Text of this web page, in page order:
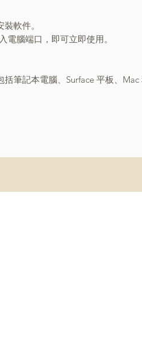
軟件。
腦端口，即可立即使用。
筆記本電腦、Surface 平板、Mac